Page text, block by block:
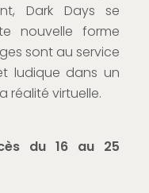
Dark Days se
nouvelle forme
sont au service
ludique dans un
réalité virtuelle.
du 16 au 25